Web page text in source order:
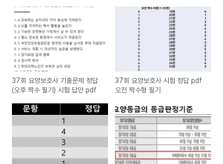
37회 요양보호사 기출문제 정답
(오후 짝수 필기) 시험 답안 pdf
37회 요양보호사 시험 정답 pdf
오전 짝수형 필기